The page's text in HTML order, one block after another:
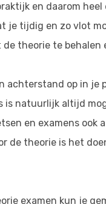
en daarom
je tijdig en zo vlot
de theorie te
achterstand op in
is natuurlijk altijd
en examens ook
de theorie is het
examen kun je